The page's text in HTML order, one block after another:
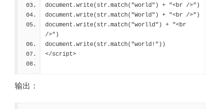
document.write(str.match("world") + "<br />")
document.write(str.match("World") + "<br />")
document.write(str.match("worlld") + "<br
/>")
document.write(str.match("world!"))
</script>
输出：